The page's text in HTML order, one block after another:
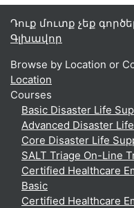
Դուք մուտք չեք
Գլխավոր
Browse by Location or
Location
Courses
Basic Disaster Life
Advanced Disaster
Core Disaster Life
SALT Triage On-Line
Certified Healthcare
Basic
Certified Healthcare